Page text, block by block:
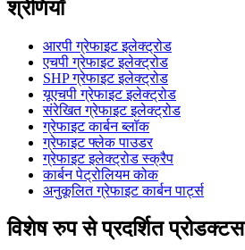
श्रेणियाँ
आरपी ग्रेफाइट इलेक्ट्रोड
एचपी ग्रेफाइट इलेक्ट्रोड
SHP ग्रेफाइट इलेक्ट्रोड
यूएचपी ग्रेफाइट इलेक्ट्रोड
संरेखित ग्रेफाइट इलेक्ट्रोड
ग्रेफाइट कार्बन ब्लॉक
ग्रेफाइट फ्लेक पाउडर
ग्रेफाइट इलेक्ट्रोड स्क्रैप
कार्बन पेट्रोलियम कोक
अनुकूलित ग्रेफाइट कार्बन पार्ट्स
विशेष रुप से प्रदर्शित प्रोडक्टस